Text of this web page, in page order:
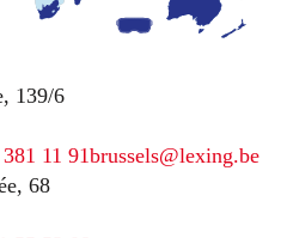
139/6
11 91brussels@lexing.be
68